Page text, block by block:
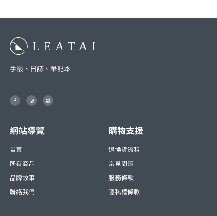
手帳、日誌、筆記本
F
a
c
k
-
I
n
s
r
a
m
L
i
n
網站導覽
首頁
所有商品
品牌故事
聯絡我們
購物支援
退換貨流程
常見問題
服務條款
隱私權條款